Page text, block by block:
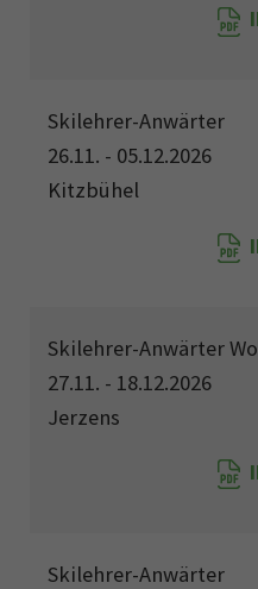
Skilehrer-Anwärter
26.11. - 05.12.2026
Kitzbühel
Skilehrer-Anwärter
27.11. - 18.12.2026
Jerzens
Skilehrer-Anwärter